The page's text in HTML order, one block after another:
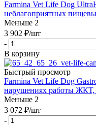
Farmina Vet Life Dog
неблагоприятных
Меньше 2
3 902 ₽/шт
-
В корзину
Быстрый просмотр
Farmina Vet Life Dog
нарушениях работы ЖКТ,
Меньше 2
3 072 ₽/шт
-